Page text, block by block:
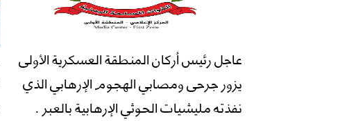
عاجل رئيس أركان المنطقة العسكرية الأولى
يزور جرحى ومصابي الهجوم الإرهابي الذي
نفذته مليشيات الحوثي الإرهابية بالعبر .